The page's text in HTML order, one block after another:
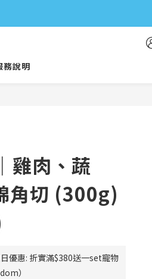
務說明
雞肉、蔬
角切 (300g)
優惠: 折實滿$380送一set寵物
）